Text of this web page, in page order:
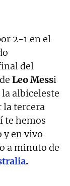
2-1 en el
del
Leo Messi
albiceleste
la tercera
te hemos
y en vivo
a minuto de
.